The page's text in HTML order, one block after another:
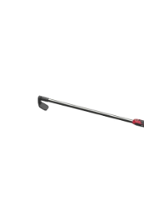
Reparat Filete